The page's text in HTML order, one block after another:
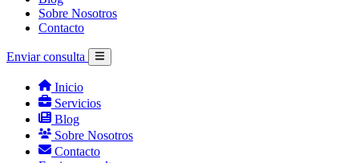
Sobre Nosotros
Contacto
Enviar consulta
Inicio
Servicios
Blog
Sobre Nosotros
Contacto